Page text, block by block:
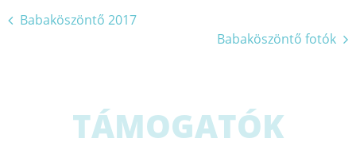
Bejegyzés
Babaköszöntő 2017
Babaköszöntő fotók
TÁMOGATÓK